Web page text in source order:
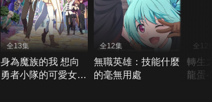
全13集
身為魔族的我 想向
勇者小隊的可愛女孩
全12集
無職英雄：技能什麼
的毫無用處
全12
轉生
龍蛋-